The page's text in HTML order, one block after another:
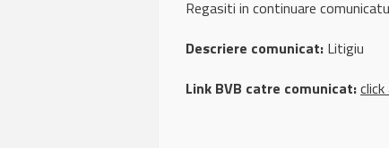
Regasiti in continuare
Descriere comunicat: Litigiu
Link BVB catre comunicat:click